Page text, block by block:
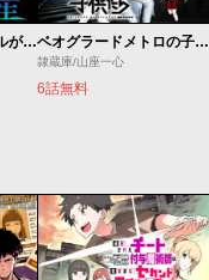
種生産 ～このスキルがチートだとまだ誰も気付いていない～ ベオグラードメトロの子供たち
隷蔵庫/山座一心
6話無料